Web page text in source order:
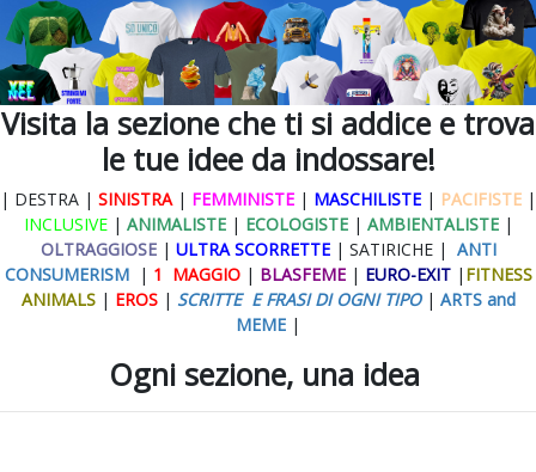
Visita la sezione che ti si addice e trova
le tue idee da indossare!
| DESTRA | SINISTRA| FEMMINISTE | MASCHILISTE | PACIFISTE |
INCLUSIVE| ANIMALISTE| ECOLOGISTE | AMBIENTALISTE|
OLTRAGGIOSE| ULTRA SCORRETTE | SATIRICHE | ANTI
CONSUMERISM | 1 MAGGIO| BLASFEME | EURO-EXIT| FITNESS
ANIMALS| EROS| SCRITTE E FRASI DI OGNI TIPO | ARTS and
MEME |
Ogni sezione, una idea